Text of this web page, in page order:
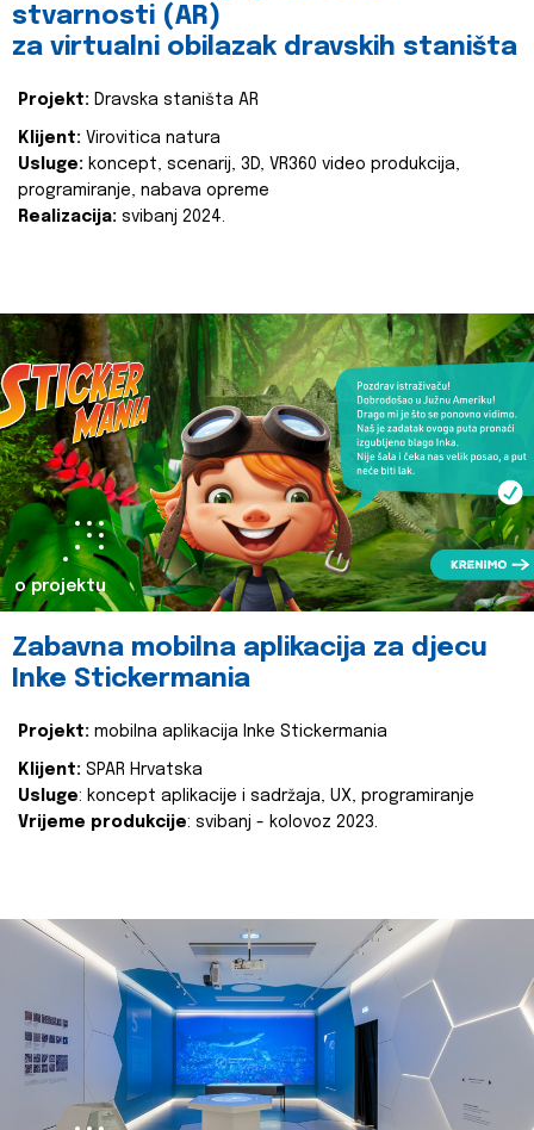
stvarnosti (AR)
za virtualni obilazak dravskih staništa
Projekt: Dravska staništa AR
Klijent: Virovitica natura
Usluge: koncept, scenarij, 3D, VR360 video produkcija,
programiranje, nabava opreme
Realizacija: svibanj 2024.
o projektu
Zabavna mobilna aplikacija za djecu
Inke Stickermania
Projekt: mobilna aplikacija Inke Stickermania
Klijent: SPAR Hrvatska
Usluge: koncept aplikacije i sadržaja, UX, programiranje
Vrijeme produkcije: svibanj - kolovoz 2023.